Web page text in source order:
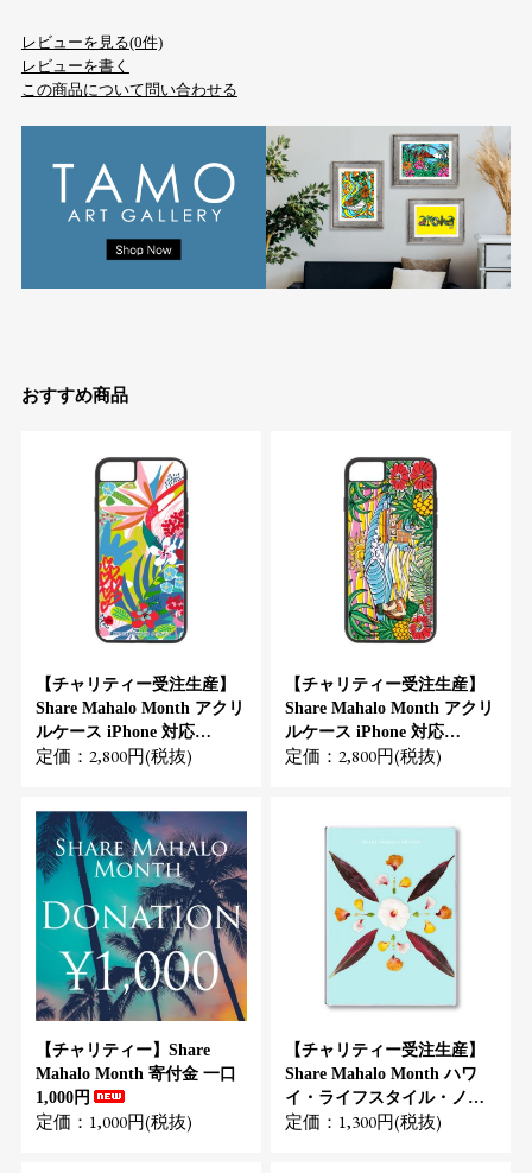
レビューを見る(0件)
レビューを書く
この商品について問い合わせる
おすすめ商品
【チャリティー受注生産】
Share Mahalo Month アクリ
ルケース iPhone 対応
（Suzanne）
定価：2,800円(税抜)
【チャリティー受注生産】
Share Mahalo Month アクリ
ルケース iPhone 対応
（Tamo）
定価：2,800円(税抜)
【チャリティー】Share
Mahalo Month 寄付金 一口
1,000円
定価：1,000円(税抜)
【チャリティー受注生産】
Share Mahalo Month ハワ
イ・ライフスタイル・ノー
ト（Lola Pilar Hawaii）
定価：1,300円(税抜)